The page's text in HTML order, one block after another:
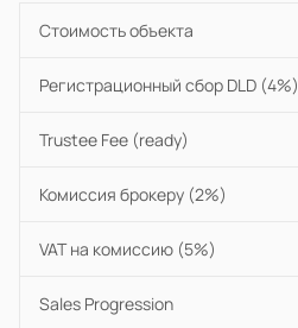
Стоимость объекта
Регистрационный сбор DLD (4%)
Trustee Fee (ready)
Комиссия брокеру (2%)
VAT на комиссию (5%)
Sales Progression